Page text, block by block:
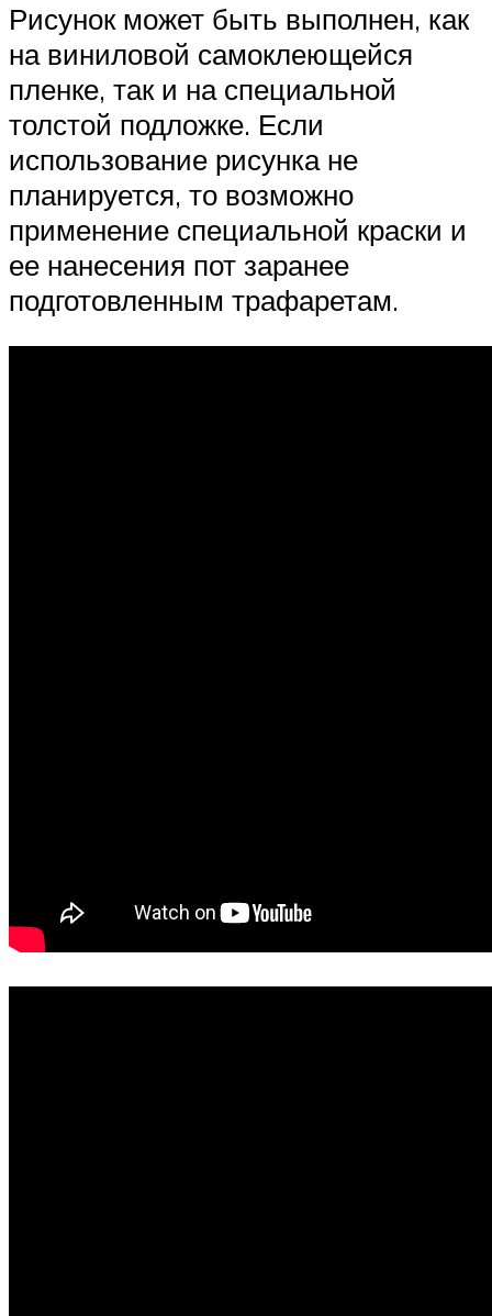
Рисунок может быть выполнен, как
на виниловой самоклеющейся
пленке, так и на специальной
толстой подложке. Если
использование рисунка не
планируется, то возможно
применение специальной краски и
ее нанесения пот заранее
подготовленным трафаретам.